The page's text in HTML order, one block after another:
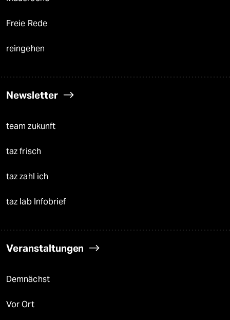
Freie Rede
reingehen
Newsletter
team zukunft
taz frisch
taz zahl ich
taz lab Infobrief
Veranstaltungen
Demnächst
Vor Ort